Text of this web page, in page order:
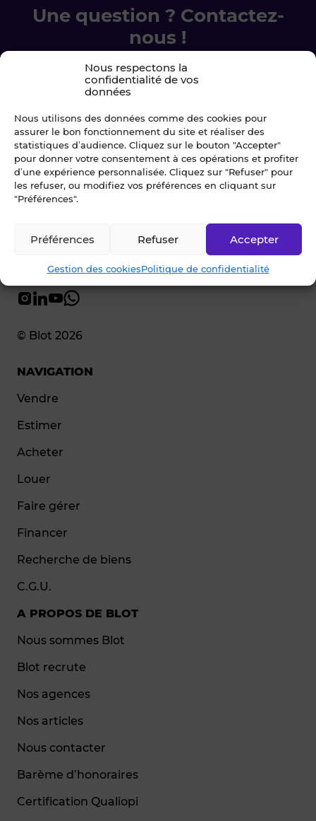
Nous respectons la
confidentialité de vos
données
Nous utilisons des données comme des cookies pour
assurer le bon fonctionnement du site et réaliser des
statistiques d’audience. Cliquez sur le bouton "Accepter"
pour donner votre consentement à ces opérations et profiter
d’une expérience personnalisée. Cliquez sur "Refuser" pour
les refuser, ou modifiez vos préférences en cliquant sur
"Préférences".
Accepter
Refuser
Préférences
Gestion des cookiesPolitique de confidentialité
Une question ? Contactez-
nous !
Chez Blot nous sommes là pour vous
accompagner à chaque étape.
Ecrivez-nous
02 99 79 33 34
© Blot 2026
NAVIGATION
Vendre
Estimer
Acheter
Louer
Faire gérer
Financer
Recherche de biens
C.G.U.
A PROPOS DE BLOT
Nous sommes Blot
Blot recrute
Nos agences
Nos articles
Nous contacter
Barème d’honoraires
Certification Qualiopi